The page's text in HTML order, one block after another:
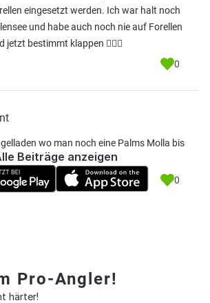
eingesetzt werden. Ich war halt noch
und habe auch noch nie auf Forellen
bestimmt klappen 👍🏼😀
0
wo man noch eine Palms Molla bis
0
Beiträge anzeigen
Pro-Angler!
härter!